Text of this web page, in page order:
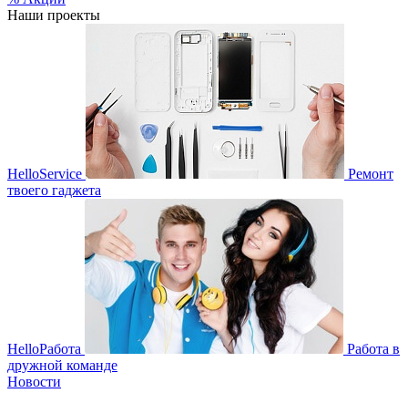
Наши проекты
HelloService
Ремонт
твоего гаджета
HelloРабота
Работа в
дружной команде
Новости